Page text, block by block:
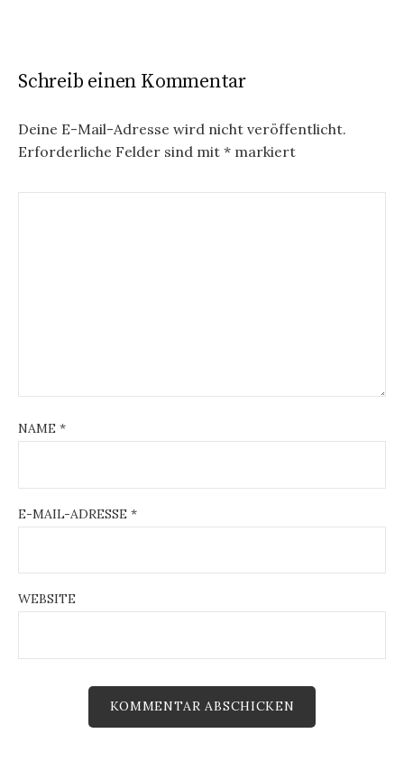
Schreib einen Kommentar
Deine E-Mail-Adresse wird nicht veröffentlicht.
Erforderliche Felder sind mit * markiert
NAME *
E-MAIL-ADRESSE *
WEBSITE